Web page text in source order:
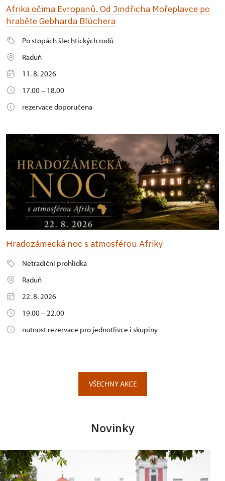
Afrika očima Evropanů. Od Jindřicha Mořeplavce po
hraběte Gebharda Blüchera
Po stopách šlechtických rodů
Raduň
11. 8. 2026
17.00 – 18.00
rezervace doporučena
Hradozámecká noc s atmosférou Afriky
Netradiční prohlídka
Raduň
22. 8. 2026
19.00 – 22.00
nutnost rezervace pro jednotlivce i skupiny
VŠECHNY AKCE
Novinky